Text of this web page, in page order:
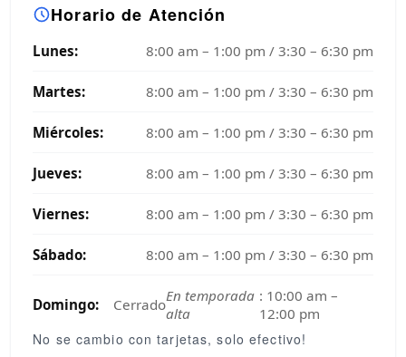
Horario de Atención
Lunes: 8:00 am – 1:00 pm / 3:30 – 6:30 pm
Martes: 8:00 am – 1:00 pm / 3:30 – 6:30 pm
Miércoles: 8:00 am – 1:00 pm / 3:30 – 6:30 pm
Jueves: 8:00 am – 1:00 pm / 3:30 – 6:30 pm
Viernes: 8:00 am – 1:00 pm / 3:30 – 6:30 pm
Sábado: 8:00 am – 1:00 pm / 3:30 – 6:30 pm
Domingo: CerradoEn temporada
alta
: 10:00 am –
12:00 pm
No se cambio con tarjetas, solo efectivo!